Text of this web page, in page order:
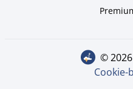
©
Cookie-